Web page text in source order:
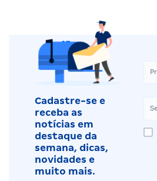
Cadastre-se e
receba as
notícias em
destaque da
semana, dicas,
novidades e
muito mais.